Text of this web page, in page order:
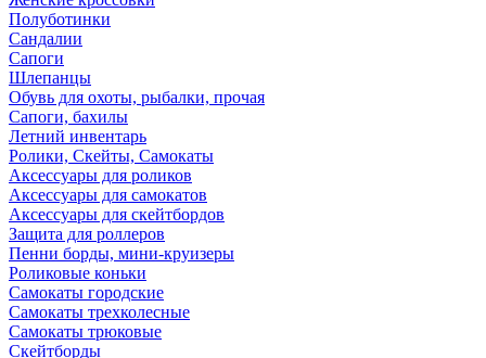
Полуботинки
Сандалии
Сапоги
Шлепанцы
Обувь для охоты, рыбалки, прочая
Сапоги, бахилы
Летний инвентарь
Ролики, Скейты, Самокаты
Аксессуары для роликов
Аксессуары для самокатов
Аксессуары для скейтбордов
Защита для роллеров
Пенни борды, мини-круизеры
Роликовые коньки
Самокаты городские
Самокаты трехколесные
Самокаты трюковые
Скейтборды